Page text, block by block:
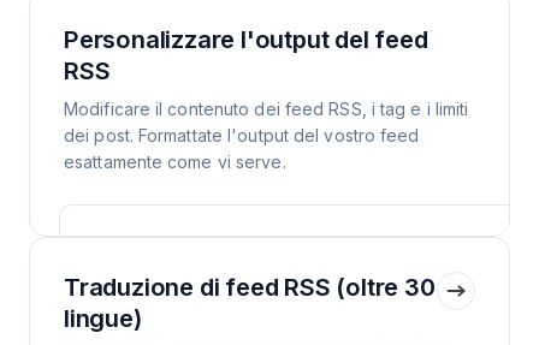
Personalizzare l'output del feed
RSS
Modificare il contenuto dei feed RSS, i tag e i limiti
dei post. Formattate l'output del vostro feed
esattamente come vi serve.
Traduzione di feed RSS (oltre 30
lingue)